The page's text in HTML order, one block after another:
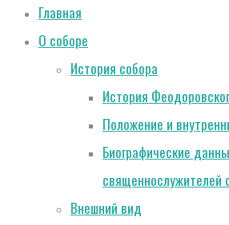
Главная
О соборе
История собора
История
Положение и
Биографические
священнослужителей
Внешний вид